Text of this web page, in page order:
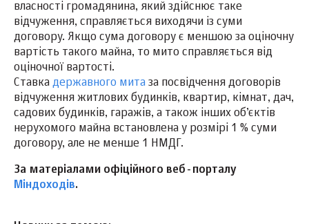
власності громадянина, який здійснює таке
відчуження, справляється виходячи із суми
договору. Якщо сума договору є меншою за оціночну
вартість такого майна, то мито справляється від
оціночної вартості.
Ставка державного мита за посвідчення договорів
відчуження житлових будинків, квартир, кімнат, дач,
садових будинків, гаражів, а також інших об’єктів
нерухомого майна встановлена у розмірі 1 % суми
договору, але не менше 1 НМДГ.
За матеріалами офіційного веб-порталу
Міндоходів.